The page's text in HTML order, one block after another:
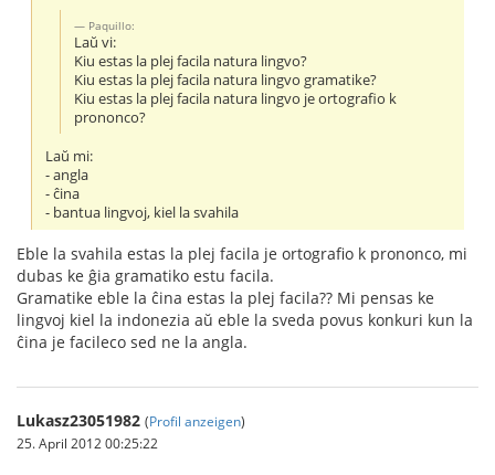
Paquillo:
Laŭ vi:
Kiu estas la plej facila natura lingvo?
Kiu estas la plej facila natura lingvo gramatike?
Kiu estas la plej facila natura lingvo je ortografio k
prononco?
Laŭ mi:
- angla
- ĉina
- bantua lingvoj, kiel la svahila
Eble la svahila estas la plej facila je ortografio k prononco, mi
dubas ke ĝia gramatiko estu facila.
Gramatike eble la ĉina estas la plej facila?? Mi pensas ke
lingvoj kiel la indonezia aŭ eble la sveda povus konkuri kun la
ĉina je facileco sed ne la angla.
Lukasz23051982 (Profil anzeigen)
25. April 2012 00:25:22